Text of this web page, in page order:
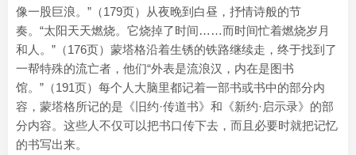
像一股巨浪。”（179页）从夜晚到白昼，抒情诗般的节
奏。“太阳天天燃烧。它烧掉了时间……而时间忙着燃烧岁月
和人。”（176页）蒙塔格沿着生锈的铁路继续走，终于找到了
一帮特殊的流亡者，他们“外表是流浪汉，内在是图书
馆。”（191页）每个人大脑里都记着一部书或书中的部分内
容，蒙塔格所记的是《旧约·传道书》和《新约·启示录》的部
分内容。这些人不仅可以把书口传下去，而且必要时就把记忆
的书写出来。